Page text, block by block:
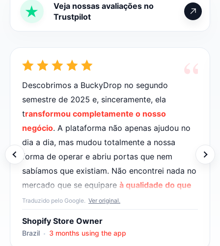
Veja nossas avaliações no
Trustpilot
“
Descobrimos a BuckyDrop no segundo
semestre de 2025 e, sinceramente, ela
transformou completamente o nosso
negócio. A plataforma não apenas ajudou no
dia a dia, mas mudou totalmente a nossa
forma de operar e abriu portas que nem
sabíamos que existiam. Não encontrei nada no
mercado que se equipare à qualidade do que
eles oferecem.
O suporte é excelente e transmite um
atendimento personalizado, longe de
Traduzido pelo Google. Ver original.
Shopify Store Owner
Brazil 3 months using the app